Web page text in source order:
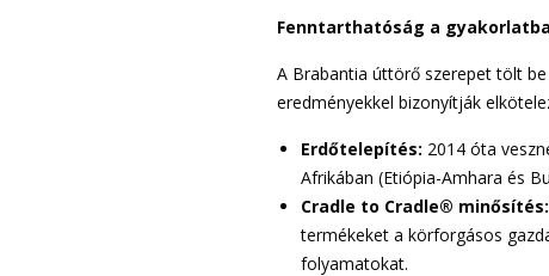
Fenntarthatóság a
A Brabantia úttörő szerepet tölt
eredményekkel bizonyítják
Erdőtelepítés: 2014 óta
Afrikában (Etiópia-Amhara és
Cradle to Cradle® minősítés:
termékeket a körforgásos
folyamatokat.